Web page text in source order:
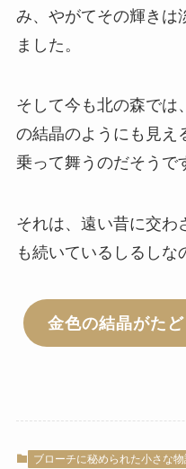
み、やがてその輝きは
ました。
そして今も北の森では
の結晶のようにも見え
乗って舞うのだそうで
それは、遠い昔に交わ
も続いているしるしな
金色の結晶がた
ブローチに秘められた小さな